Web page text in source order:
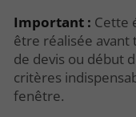
Important : Cette
être réalisée avant
de devis ou début
critères
fenêtre.